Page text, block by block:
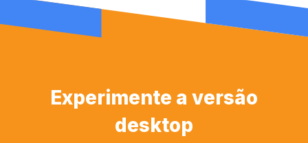
Experimente a versão
desktop